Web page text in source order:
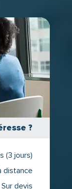
?
(3 jours)
distance
Sur devis